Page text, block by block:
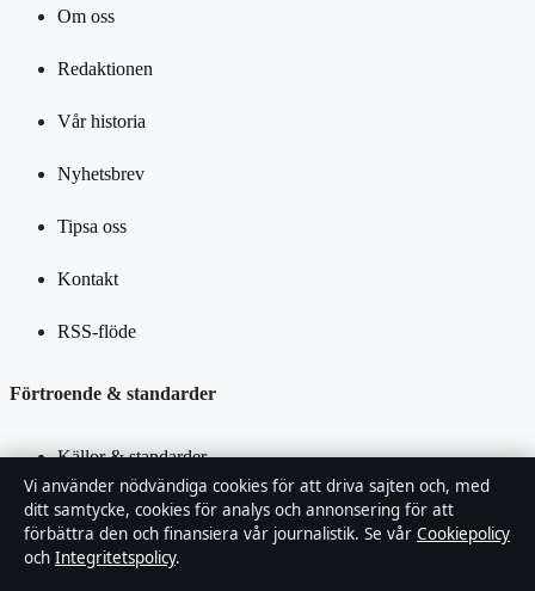
Om oss
Redaktionen
Vår historia
Nyhetsbrev
Tipsa oss
Kontakt
RSS-flöde
Förtroende & standarder
Källor & standarder
Redaktionell policy
Rättelsepolicy
Vi använder nödvändiga cookies för att driva sajten och, med
ditt samtycke, cookies för analys och annonsering för att
förbättra den och finansiera vår journalistik. Se vår Cookiepolicy
och Integritetspolicy.